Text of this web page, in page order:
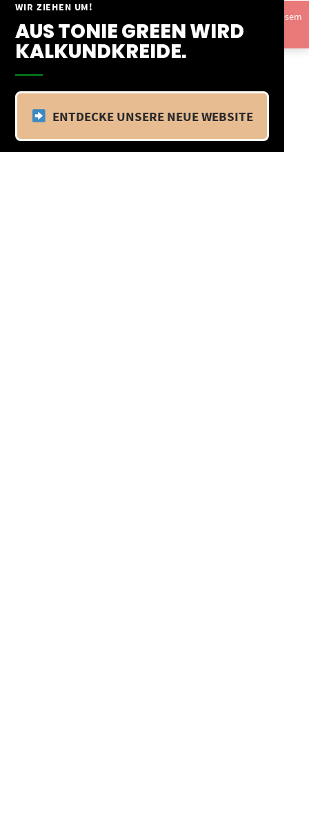
WIR ZIEHEN UM!
AUS TONIE GREEN WIRD
KALKUNDKREIDE.
ENTDECKE UNSERE NEUE WEBSITE
Springe
Inhalt
Vom 09.04.25 - 20.04.25 befinden wir uns im Betriebsurlaub. In diesem
Zeitraum findet kein Versand statt.Ausblenden